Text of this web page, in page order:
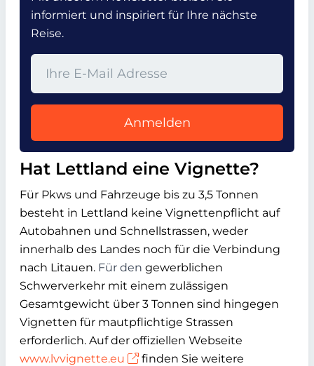
informiert und inspiriert für Ihre nächste
Reise.
Anmelden
Hat Lettland eine Vignette?
Für Pkws und Fahrzeuge bis zu 3,5 Tonnen
besteht in Lettland keine Vignettenpflicht auf
Autobahnen und Schnellstrassen, weder
innerhalb des Landes noch für die Verbindung
nach Litauen. Für den gewerblichen
Schwerverkehr mit einem zulässigen
Gesamtgewicht über 3 Tonnen sind hingegen
Vignetten für mautpflichtige Strassen
erforderlich. Auf der offiziellen Webseite
www.lvvignette.eu
finden Sie weitere